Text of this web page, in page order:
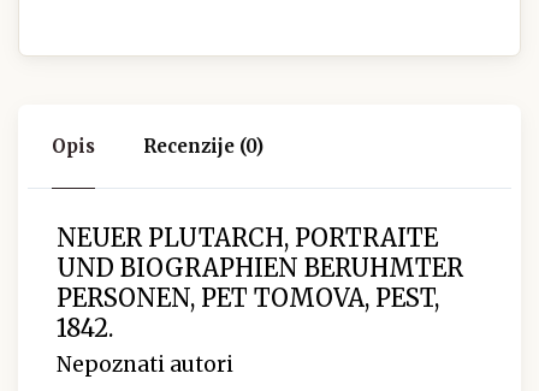
Opis Recenzije (0)
NEUER PLUTARCH, PORTRAITE
UND BIOGRAPHIEN BERUHMTER
PERSONEN, PET TOMOVA, PEST,
1842.
Nepoznati autori